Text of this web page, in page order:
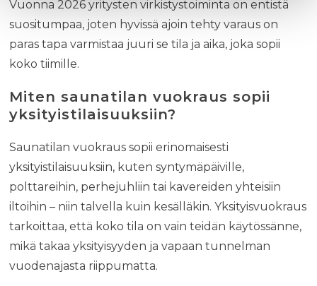
Vuonna 2026 yritysten virkistystoiminta on entistä
suositumpaa, joten hyvissä ajoin tehty varaus on
paras tapa varmistaa juuri se tila ja aika, joka sopii
koko tiimille.
Miten saunatilan vuokraus sopii
yksityistilaisuuksiin?
Saunatilan vuokraus sopii erinomaisesti
yksityistilaisuuksiin, kuten syntymäpäiville,
polttareihin, perhejuhliin tai kavereiden yhteisiin
iltoihin – niin talvella kuin kesälläkin. Yksityisvuokraus
tarkoittaa, että koko tila on vain teidän käytössänne,
mikä takaa yksityisyyden ja vapaan tunnelman
vuodenajasta riippumatta.